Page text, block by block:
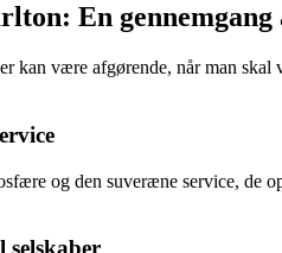
En
kan være afgørende, når man
og den suveræne service, de
selskaber